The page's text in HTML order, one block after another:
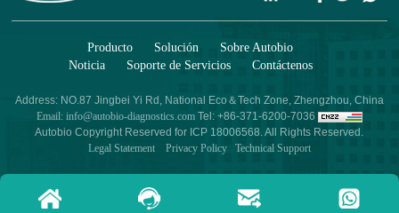
Producto Solución
Sobre Autobio
Noticia
Soporte de Servicios Contáctenos
Address: NO.87 Jingbei Yi Rd, National Eco＆Tech Zone, Zhengzhou, China
Email: info@autobio-diagnostics.com Tel: +86-371-6200-7036
Autobio Copyright Reserved for ICP 18006568. All Rights Reserved.
Legal Statement
Privacy Policy Technical Support